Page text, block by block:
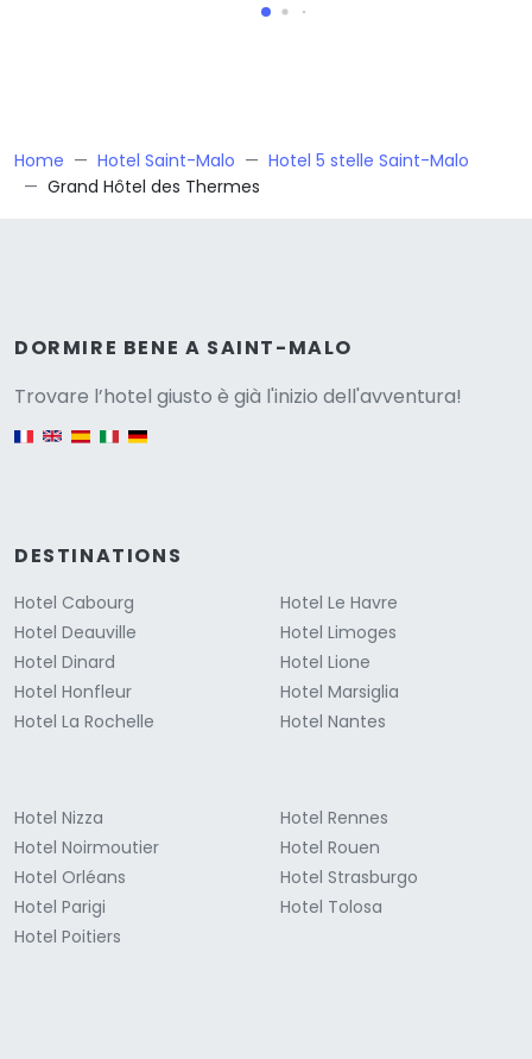
Home Hotel Saint-Malo
Hotel 5 stelle Saint-Malo
Grand Hôtel des Thermes
DORMIRE BENE A SAINT-MALO
Trovare l’hotel giusto è già l'inizio dell'avventura!
English version
DESTINATIONS
Hotel Cabourg
Hotel Deauville
Hotel Dinard
Hotel Honfleur
Hotel La Rochelle
Hotel Le Havre
Hotel Limoges
Hotel Lione
Hotel Marsiglia
Hotel Nantes
Hotel Nizza
Hotel Noirmoutier
Hotel Orléans
Hotel Parigi
Hotel Poitiers
Hotel Rennes
Hotel Rouen
Hotel Strasburgo
Hotel Tolosa